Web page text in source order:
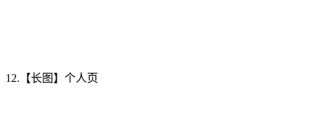
12.【长图】个人页